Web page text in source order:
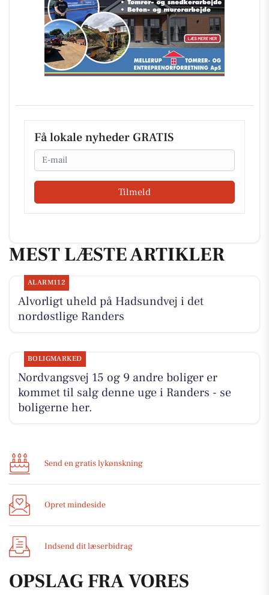
Få lokale nyheder GRATIS
Email
Tilmeld
MEST LÆSTE ARTIKLER
ALARM112
Alvorligt uheld på Hadsundvej i det
nordøstlige Randers
BOLIGMARKED
Nordvangsvej 15 og 9 andre boliger er
kommet til salg denne uge i Randers - se
boligerne her.
Send en gratis lykønskning
Opret mindeside
Indsend dit læserbidrag
OPSLAG FRA VORES